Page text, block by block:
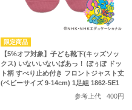
【5%オフ対象】子ども靴下(キッズソッ
クス) いないいないばあっ！ ぽぅぽ ドッ
ト柄 すべり止め付き フロントジャスト丈
(ベビーサイズ 9-14cm) 1足組 1862-5E1
参考上代
400円